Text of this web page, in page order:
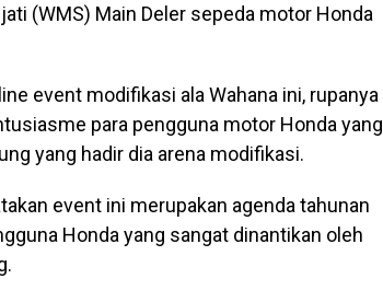
(WMS) Main Deler sepeda motor Honda
event modifikasi ala Wahana ini, rupanya
para pengguna motor Honda yang
yang hadir dia arena modifikasi.
event ini merupakan agenda tahunan
Honda yang sangat dinantikan oleh